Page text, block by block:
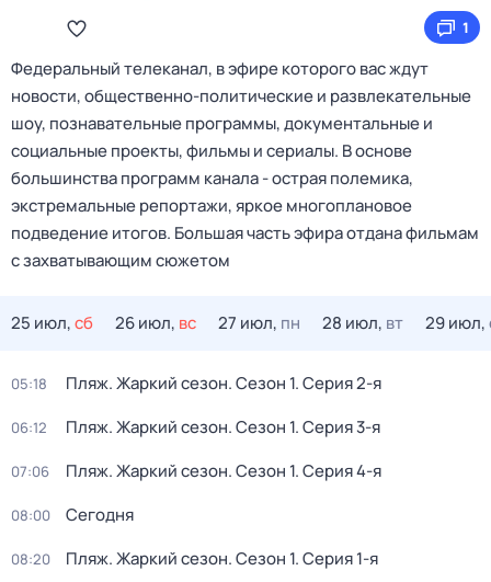
1
Федеральный телеканал, в эфире которого вас ждут
новости, общественно-политические и развлекательные
шоу, познавательные программы, документальные и
социальные проекты, фильмы и сериалы. В основе
большинства программ канала - острая полемика,
экстремальные репортажи, яркое многоплановое
подведение итогов. Большая часть эфира отдана фильмам
с захватывающим сюжетом
25 июл,сб 26 июл, вс 27 июл, пн 28 июл, вт 29 июл,
05:18 Пляж. Жаркий сезон. Сезон 1. Серия 2-я
06:12 Пляж. Жаркий сезон. Сезон 1. Серия 3-я
07:06 Пляж. Жаркий сезон. Сезон 1. Серия 4-я
08:00 Сегодня
08:20 Пляж. Жаркий сезон. Сезон 1. Серия 1-я